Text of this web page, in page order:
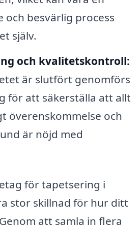
och besvärlig process
själv.
och kvalitetskontroll:
är slutfört genomförs
för att säkerställa att allt
överenskommelse och
är nöjd med
för tapetsering i
stor skillnad för hur ditt
att samla in flera